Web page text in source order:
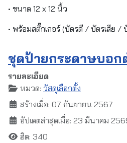
• ขนาด 12 x 12 นิ้ว
• พร้อมสติ๊กเกอร์ (บัตรดี / บัตรเสีย /
ชุดป้ายกระดาษบอก
รายละเอียด
หมวด: วัสดุเลือกตั้ง
สร้างเมื่อ: 07 กันยายน 2567
อัปเดตล่าสุดเมื่อ: 23 มีนาคม
ฮิต: 340